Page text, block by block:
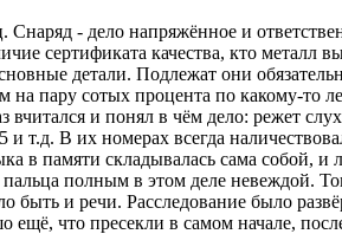
- дело напряжённое и
сертификата качества, кто металл
детали. Подлежат они
пару сотых процента по какому-то
и понял в чём дело: режет
т.д. В их номерах всегда
памяти складывалась сама собой, и
полным в этом деле невеждой.
быть и речи. Расследование было
что пресекли в самом начале,